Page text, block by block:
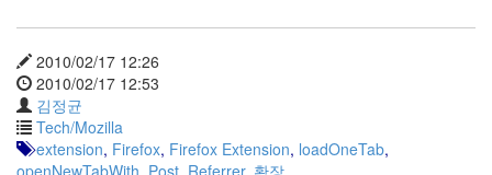
2010/02/17 12:26
2010/02/17 12:53
김정균
Tech/Mozilla
extension, Firefox, Firefox Extension, loadOneTab,